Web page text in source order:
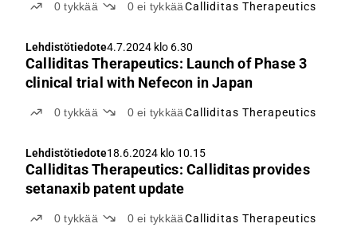
0tykkää 0ei tykkääCalliditas Therapeutics
Lehdistötiedote4.7.2024 klo 6.30
Calliditas Therapeutics: Launch of Phase 3
clinical trial with Nefecon in Japan
0tykkää 0ei tykkääCalliditas Therapeutics
Lehdistötiedote18.6.2024 klo 10.15
Calliditas Therapeutics: Calliditas provides
setanaxib patent update
0tykkää 0ei tykkääCalliditas Therapeutics